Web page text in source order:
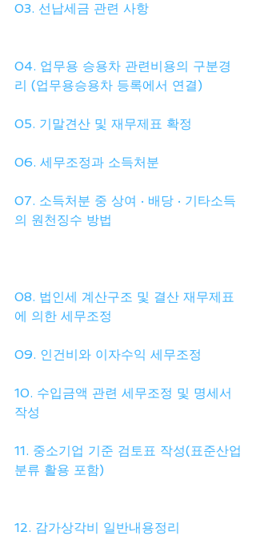
03. 선납세금 관련 사항
04. 업무용 승용차 관련비용의 구분경
리 (업무용승용차 등록에서 연결)
05. 기말견산 및 재무제표 확정
06. 세무조정과 소득처분
07. 소득처분 중 상여 · 배당 · 기타소득
의 원천징수 방법
08. 법인세 계산구조 및 결산 재무제표
에 의한 세무조정
09. 인건비와 이자수익 세무조정
10. 수입금액 관련 세무조정 및 명세서
작성
11. 중소기업 기준 검토표 작성(표준산업
분류 활용 포함)
12. 감가상각비 일반내용정리